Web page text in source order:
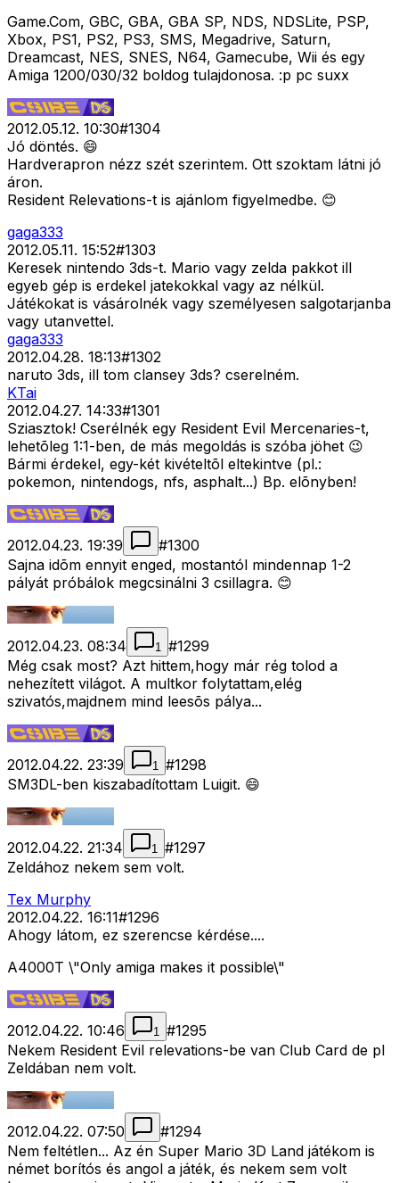
Game.Com, GBC, GBA, GBA SP, NDS, NDSLite, PSP,
Xbox, PS1, PS2, PS3, SMS, Megadrive, Saturn,
Dreamcast, NES, SNES, N64, Gamecube, Wii és egy
Amiga 1200/030/32 boldog tulajdonosa. :p pc suxx
2012.05.12. 10:30#1304
Jó döntés. 😄
Hardverapron nézz szét szerintem. Ott szoktam látni jó
áron.
Resident Relevations-t is ajánlom figyelmedbe. 😊
gaga333
2012.05.11. 15:52#1303
Keresek nintendo 3ds-t. Mario vagy zelda pakkot ill
egyeb gép is erdekel jatekokkal vagy az nélkül.
Játékokat is vásárolnék vagy személyesen salgotarjanba
vagy utanvettel.
gaga333
2012.04.28. 18:13#1302
naruto 3ds, ill tom clansey 3ds? cserelném.
KTai
2012.04.27. 14:33#1301
Sziasztok! Cserélnék egy Resident Evil Mercenaries-t,
lehetõleg 1:1-ben, de más megoldás is szóba jöhet 😉
Bármi érdekel, egy-két kivételtõl eltekintve (pl.:
pokemon, nintendogs, nfs, asphalt...) Bp. elõnyben!
2012.04.23. 19:39 #1300
Sajna idõm ennyit enged, mostantól mindennap 1-2
pályát próbálok megcsinálni 3 csillagra. 😊
2012.04.23. 08:34 1 #1299
Még csak most? Azt hittem,hogy már rég tolod a
nehezített világot. A multkor folytattam,elég
szivatós,majdnem mind leesõs pálya...
2012.04.22. 23:39 1 #1298
SM3DL-ben kiszabadítottam Luigit. 😄
2012.04.22. 21:34 1 #1297
Zeldához nekem sem volt.
Tex Murphy
2012.04.22. 16:11#1296
Ahogy látom, ez szerencse kérdése....
A4000T \"Only amiga makes it possible\"
2012.04.22. 10:46 1 #1295
Nekem Resident Evil relevations-be van Club Card de pl
Zeldában nem volt.
2012.04.22. 07:50 #1294
Nem feltétlen... Az én Super Mario 3D Land játékom is
német borítós és angol a játék, és nekem sem volt